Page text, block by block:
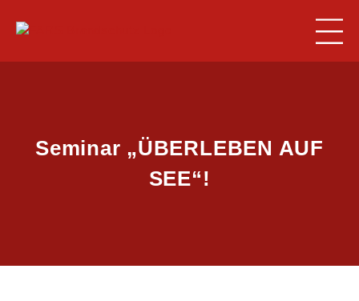
Seminar „ÜBERLEBEN AUF
SEE“!